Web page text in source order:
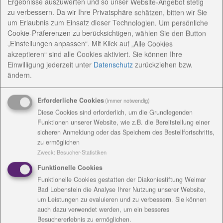
kommenden Jahren durch die konsequente Senkung
des Energieverbrauchs den CO2 - Ausstoß nachhaltig
reduzieren und langfristig den Energiebedarf in
unseren Liegenschaften auch mit Hilfe von
erneuerbaren Energiequellen decken.
Kooperation mit Thüringer Energie- undGreenTech-
Agentur
Dazu haben wir im vergangenen Jahr mit der
Unterstützung der Fachleute der Thüringer Energie-
und GreenTech-Agentur GmbH (ThEGA) Workshops
zu den anstehenden Aufgaben im Zuge des
Klimawandels durchgeführt. In der Folge wurde die
Entscheidung getroffen, schrittweise ein
Energiemanagement einzuführen.
Bereits im Oktober 2021 wurde dazu eine
Kooperationsvereinbarung mit der ThEGA
abgeschlossen, die uns mit Hilfe eines
softwarebasierten Qualitätssicherungssystems dabei
zu verbessern. Da wir Ihre Privatsphäre schätzen, bitten wir Sie
um Erlaubnis zum Einsatz dieser Technologien. Um persönliche
Cookie-Präferenzen zu berücksichtigen, wählen Sie den Button
„Einstellungen anpassen“. Mit Klick auf „Alle Cookies
akzeptieren“ sind alle Cookies aktiviert. Sie können Ihre
Einwilligung jederzeit unter Datenschutz zurückziehen bzw.
ändern.
Erforderliche Cookies(immer notwendig)
Diese Cookies sind erforderlich, um die Grundlegenden
Funktionen unserer Website, wie z.B. die Bereitstellung einer
sicheren Anmeldung oder das Speichern des Bestellfortschritts,
zu ermöglichen
Zweck: Besucher-Statistiken
Funktionelle Cookies
Funktionelle Cookies gestatten der Diakoniestiftung Weimar
Bad Lobenstein die Analyse Ihrer Nutzung unserer Website,
um Leistungen zu evaluieren und zu verbessern. Sie können
auch dazu verwendet werden, um ein besseres
Besuchererlebnis zu ermöglichen.